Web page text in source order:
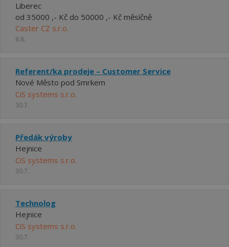
Liberec
od 35000 ,- Kč do 50000 ,- Kč měsíčně
Caster CZ s.r.o.
6.8.
Referent/ka prodeje – Customer Service
Nové Město pod Smrkem
CiS systems s.r.o.
30.7.
Předák výroby
Hejnice
CiS systems s.r.o.
30.7.
Technolog
Hejnice
CiS systems s.r.o.
30.7.